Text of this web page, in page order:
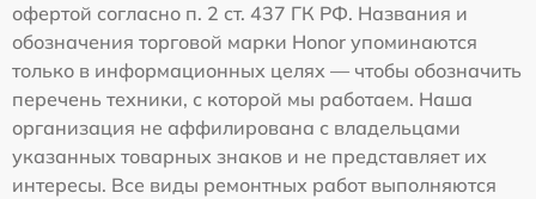
офертой согласно п. 2 ст. 437 ГК РФ. Названия и
обозначения торговой марки Honor упоминаются
только в информационных целях — чтобы обозначить
перечень техники, с которой мы работаем. Наша
организация не аффилирована с владельцами
указанных товарных знаков и не представляет их
интересы. Все виды ремонтных работ выполняются